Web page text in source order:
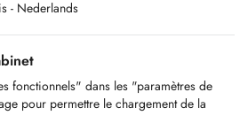
- Nederlands
fonctionnels" dans les "paramètres de
pour permettre le chargement de la